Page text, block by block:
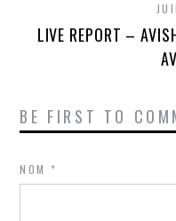
LIVE REPORT –
BE FIRST TO
NOM*